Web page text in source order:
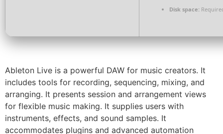
Disk space:
Ableton Live is a powerful DAW for music creators. It
includes tools for recording, sequencing, mixing, and
arranging. It presents session and arrangement views
for flexible music making. It supplies users with
instruments, effects, and sound samples. It
accommodates plugins and advanced automation